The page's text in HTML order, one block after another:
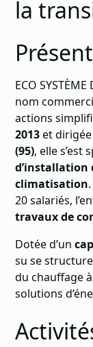
la
ECO
nom
actions
2013et
(95), elle s’est
d’installation
climatisation
20 salariés,
travaux de
Dotée d’un
su se
du chauffage
solutions